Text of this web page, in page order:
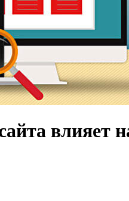
влияет